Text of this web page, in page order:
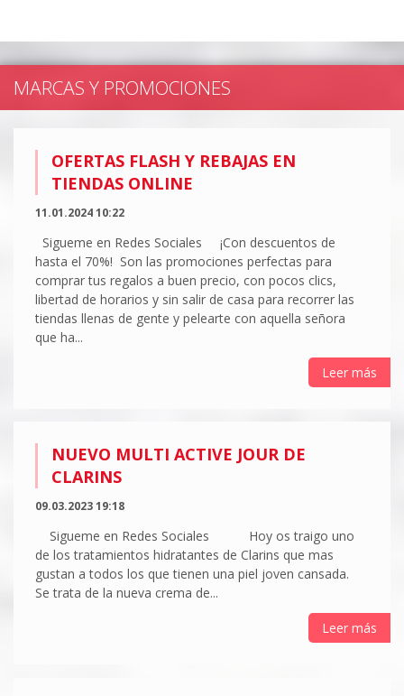
MARCAS Y PROMOCIONES
OFERTAS FLASH Y REBAJAS EN
TIENDAS ONLINE
11.01.2024 10:22
Sigueme en Redes Sociales ¡Con descuentos de
hasta el 70%! Son las promociones perfectas para
comprar tus regalos a buen precio, con pocos clics,
libertad de horarios y sin salir de casa para recorrer las
tiendas llenas de gente y pelearte con aquella señora
que ha...
Leer más
NUEVO MULTI ACTIVE JOUR DE
CLARINS
09.03.2023 19:18
Sigueme en Redes Sociales Hoy os traigo uno
de los tratamientos hidratantes de Clarins que mas
gustan a todos los que tienen una piel joven cansada.
Se trata de la nueva crema de...
Leer más